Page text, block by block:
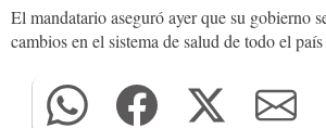
El mandatario aseguró ayer que su gobierno
cambios en el sistema de salud de todo el país